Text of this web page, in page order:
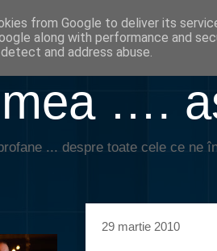
….
... despre toate cele ce ne
29 martie 2010
from Google to deliver its
along with performance and
and address abuse.